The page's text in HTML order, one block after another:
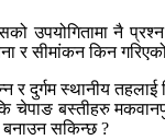
उपयोगितामा नै
र सीमांकन किन
र दुर्गम स्थानीय
चेपाङ बस्तीहरु
बनाउन सकिन्छ ?